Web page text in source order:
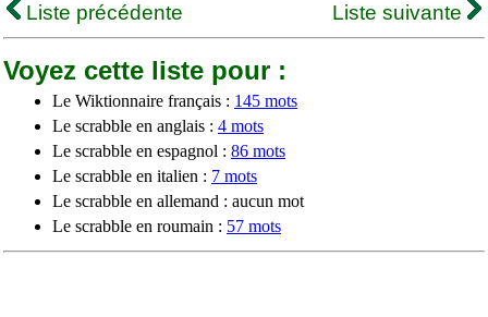
Liste précédente
Liste suivante
Voyez cette liste pour :
Le Wiktionnaire français : 145 mots
Le scrabble en anglais : 4 mots
Le scrabble en espagnol : 86 mots
Le scrabble en italien : 7 mots
Le scrabble en allemand : aucun mot
Le scrabble en roumain : 57 mots